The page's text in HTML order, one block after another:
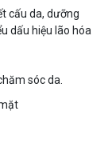
cấu da, dưỡng
dấu hiệu lão hóa
sóc da.